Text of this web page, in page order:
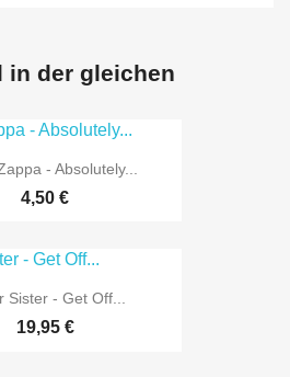
in der gleichen
- Absolutely...
4,50 €
Sister - Get Off...
19,95 €